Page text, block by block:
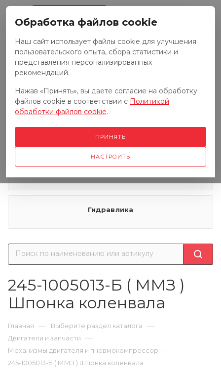
Запчасти к тракторам
Запчасти к грузовым автомобилям
Гидравлика
245-1005013-Б ( ММЗ )
Шпонка коленвала
Главная — Выберите раздел каталога —
Двигатели и запчасти —
Механизмы двигателя и пневмокомпрессор —
245-1005013-Б ( ММЗ ) Шпонка коленвала
Обработка файлов cookie
Наш сайт использует файлы cookie для улучшения
пользовательского опыта, сбора статистики и
представления персонализированных
рекомендаций.
Нажав «Принять», вы даете согласие на обработку
файлов cookie в соответствии с Политикой
обработки файлов cookie.
НАСТРОИТЬ
ПРИНЯТЬ